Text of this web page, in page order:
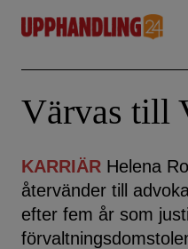
content
Värvas till
KARRIÄR Helena
återvänder till
efter fem år som